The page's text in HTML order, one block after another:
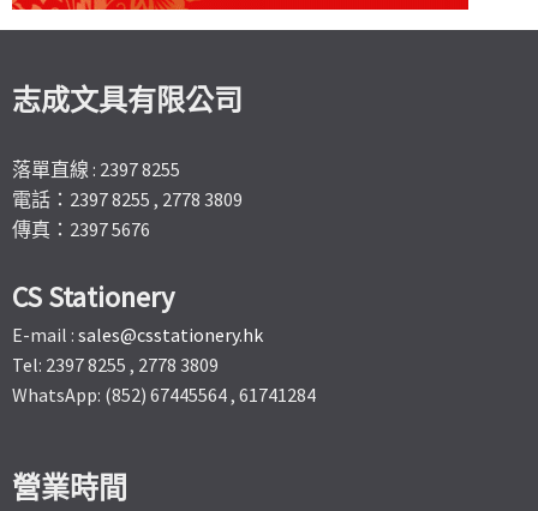
志成文具有限公司
落單直線 : 2397 8255
電話：2397 8255 , 2778 3809
傳真：2397 5676
CS Stationery
E-mail : sales@csstationery.hk
Tel: 2397 8255 , 2778 3809
WhatsApp: (852) 67445564 , 61741284
營業時間